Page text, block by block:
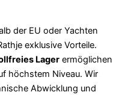
der EU oder Yachten
exklusive Vorteile.
Lager ermöglichen
höchstem Niveau. Wir
Abwicklung und